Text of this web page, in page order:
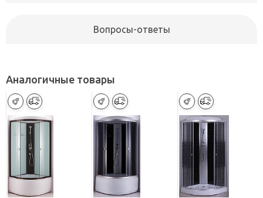
Вопросы-ответы
Аналогичные товары